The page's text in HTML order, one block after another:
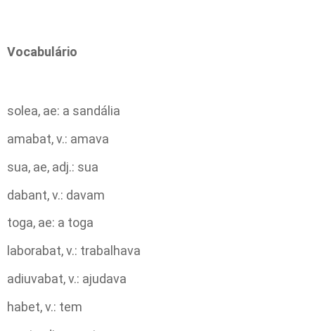
Vocabulário
solea, ae: a sandália
amabat, v.: amava
sua, ae, adj.: sua
dabant, v.: davam
toga, ae: a toga
laborabat, v.: trabalhava
adiuvabat, v.: ajudava
habet, v.: tem